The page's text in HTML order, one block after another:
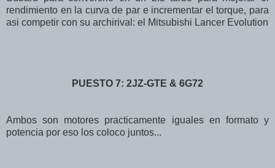
rendimiento en la curva de par e incrementar el torque, para
asi competir con su archirival: el Mitsubishi Lancer Evolution
PUESTO 7: 2JZ-GTE & 6G72
Ambos son motores practicamente iguales en formato y
potencia por eso los coloco juntos...